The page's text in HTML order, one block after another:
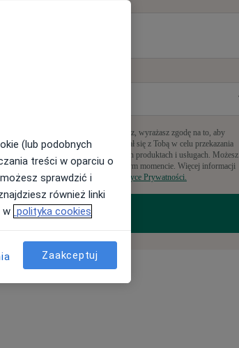
które
Wypełniając ten formularz, wyrażasz zgodę na to, aby
ZnanyLekarz kontaktował się z Tobą w celu przekazania
informacji o powiązanych produktach i usługach. Możesz
zrezygnować w dowolnym momencie. Więcej informacji
znajdziesz w naszej
Polityce Prywatności.
(lub podobnych
treści w oparciu o
sprawdzić i
również linki
w polityka cookies
Zaakceptuj